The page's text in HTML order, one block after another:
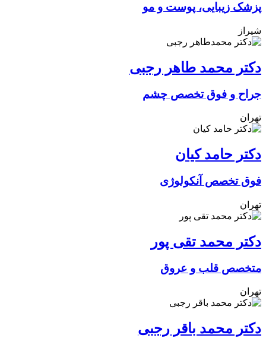
پزشک زیبایی، پوست و مو
شیراز
دکتر محمد طاهر رجبی
جراح و فوق تخصص چشم
تهران
دکتر حامد کیان
فوق تخصص آنکولوژی
تهران
دکتر محمد تقی پور
متخصص قلب و عروق
تهران
دکتر محمد باقر رجبی